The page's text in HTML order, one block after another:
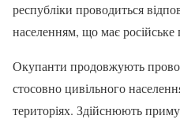
республіки проводиться
населенням, що має російське
Окупанти продовжують
стосовно цивільного
територіях. Здійснюють